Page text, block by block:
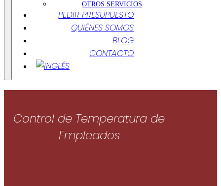
OTROS SERVICIOS
PEDIR PRESUPUESTO
QUIÉNES SOMOS
BLOG
CONTACTO
Control de Temperatura de
Empleados